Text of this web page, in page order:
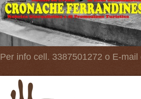
Per info cell. 3387501272 o E-